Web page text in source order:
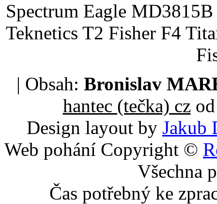
Spectrum Eagle
Teknetics T2 Fisher F4
| Obsah: Bronislav
hantec (tečka) czod
Design layout by Jakub
Web pohání Copyright ©
Všechna
Čas potřebný ke